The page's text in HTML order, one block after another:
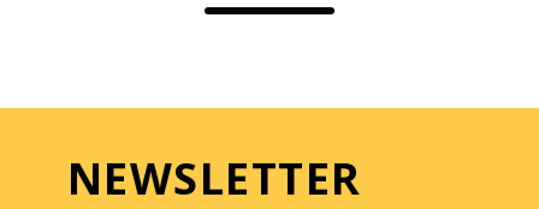
NEWSLETTER